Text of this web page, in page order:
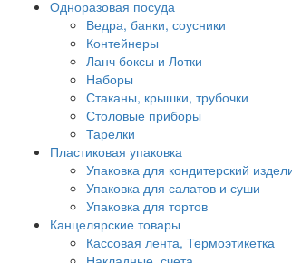
Одноразовая посуда
Ведра, банки, соусники
Контейнеры
Ланч боксы и Лотки
Наборы
Стаканы, крышки, трубочки
Столовые приборы
Тарелки
Пластиковая упаковка
Упаковка для кондитерский
Упаковка для салатов и суши
Упаковка для тортов
Канцелярские товары
Кассовая лента, Термоэтикетка